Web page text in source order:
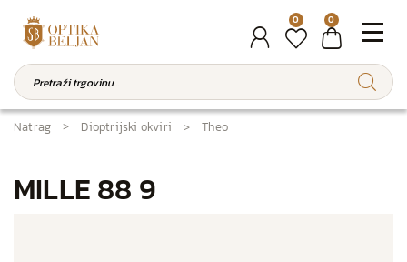
0 0
Natrag Dioptrijski okviri Theo
MILLE 88 9